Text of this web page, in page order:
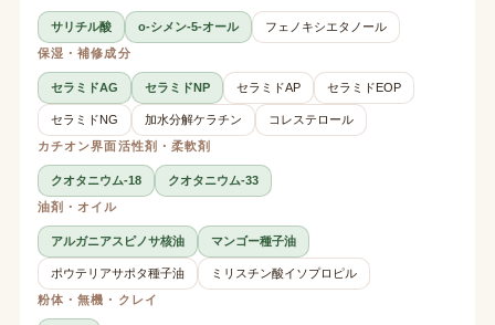
サリチル酸 o-シメン-5-オール
フェノキシエタノール
保湿・補修成分
セラミドAG セラミドNP セラミドAP セラミドEOP
セラミドNG 加水分解ケラチン
コレステロール
カチオン界面活性剤・柔軟剤
クオタニウム-18
クオタニウム-33
油剤・オイル
アルガニアスピノサ核油 マンゴー種子油
ポウテリアサポタ種子油
ミリスチン酸イソプロピル
粉体・無機・クレイ